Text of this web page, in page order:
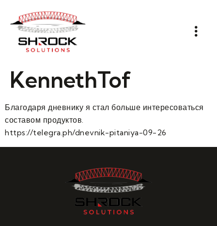
KennethTof
Благодаря дневнику я стал больше интересоваться
составом продуктов.
https://telegra.ph/dnevnik-pitaniya-09-26